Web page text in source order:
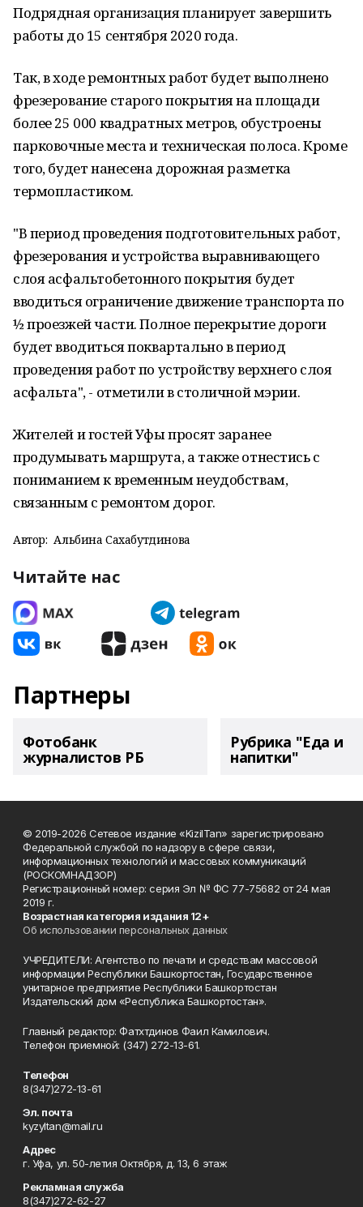
Подрядная организация планирует завершить
работы до 15 сентября 2020 года.
Так, в ходе ремонтных работ будет выполнено
фрезерование старого покрытия на площади
более 25 000 квадратных метров, обустроены
парковочные места и техническая полоса. Кроме
того, будет нанесена дорожная разметка
термопластиком.
"В период проведения подготовительных работ,
фрезерования и устройства выравнивающего
слоя асфальтобетонного покрытия будет
вводиться ограничение движение транспорта по
½ проезжей части. Полное перекрытие дороги
будет вводиться поквартально в период
проведения работ по устройству верхнего слоя
асфальта", - отметили в столичной мэрии.
Жителей и гостей Уфы просят заранее
продумывать маршрута, а также отнестись с
пониманием к временным неудобствам,
связанным с ремонтом дорог.
Автор: Альбина Сахабутдинова
Читайте нас
Партнеры
Фотобанк
журналистов РБ
Рубрика "Еда и
напитки"
© 2019-2026 Сетевое издание «KizilTan» зарегистрировано
Федеральной службой по надзору в сфере связи,
информационных технологий и массовых коммуникаций
(РОСКОМНАДЗОР)
Регистрационный номер: серия Эл № ФС 77-75682 от 24 мая
2019 г.
Возрастная категория издания 12+
Об использовании персональных данных
УЧРЕДИТЕЛИ: Агентство по печати и средствам массовой
информации Республики Башкортостан, Государственное
унитарное предприятие Республики Башкортостан
Издательский дом «Республика Башкортостан».
Главный редактор: Фатхтдинов Фаил Камилович.
Телефон приемной: (347) 272-13-61.
Телефон
8(347)272-13-61
Эл. почта
kyzyltan@mail.ru
Адрес
г. Уфа, ул. 50-летия Октября, д. 13, 6 этаж
Рекламная служба
8(347)272-62-27